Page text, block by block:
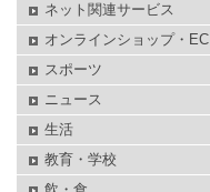
ネット関連サービス
オンラインショップ・EC
スポーツ
ニュース
生活
教育・学校